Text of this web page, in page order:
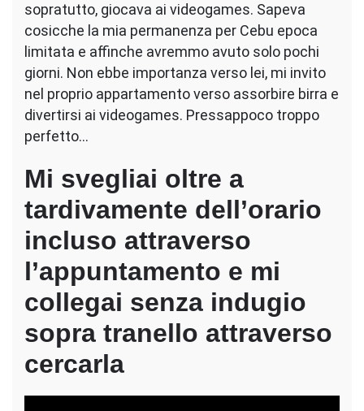
sopratutto, giocava ai videogames. Sapeva
cosicche la mia permanenza per Cebu epoca
limitata e affinche avremmo avuto solo pochi
giorni. Non ebbe importanza verso lei, mi invito
nel proprio appartamento verso assorbire birra e
divertirsi ai videogames. Pressappoco troppo
perfetto…
Mi svegliai oltre a
tardivamente dell’orario
incluso attraverso
l’appuntamento e mi
collegai senza indugio
sopra tranello attraverso
cercarla